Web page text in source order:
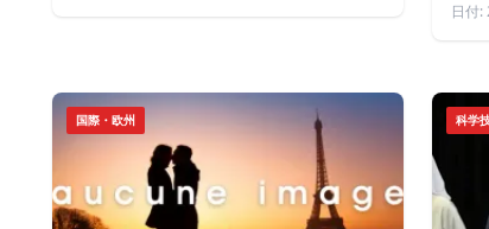
日付
国際・欧州 科学